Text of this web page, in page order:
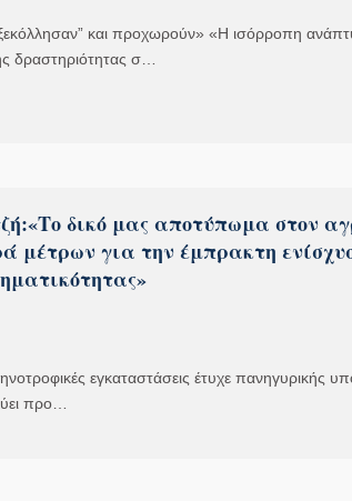
και προχωρούν» «Η ισόρροπη
δραστηριότητας σ…
δικό μας αποτύπωμα στον
μέτρων για την έμπρακτη
εγκαταστάσεις έτυχε πανηγυρικής
προ…